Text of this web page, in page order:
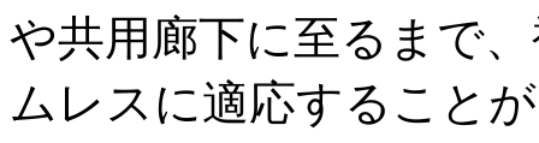
や共用廊下に至るまで
ムレスに適応すること